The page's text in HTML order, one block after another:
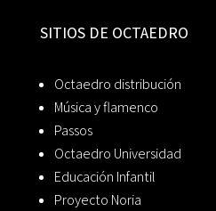
SITIOS DE OCTAEDRO
Octaedro distribución
Música y flamenco
Passos
Octaedro Universidad
Educación Infantil
Proyecto Noria